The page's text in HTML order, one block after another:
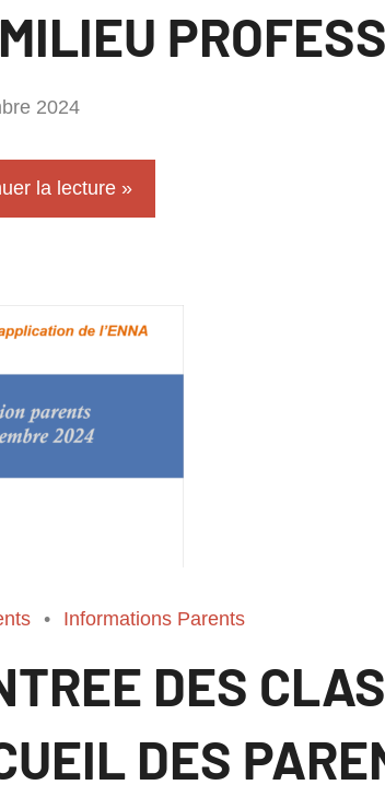
2024
la lecture
Informations Parents
DES
DES